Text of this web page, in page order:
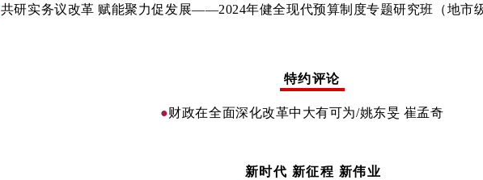
共研实务议改革 赋能聚力促发展——2024年健全现代预算制度专题研究班（地市
特约评论
●财政在全面深化改革中大有可为/姚东旻 崔孟奇
新时代 新征程 新伟业